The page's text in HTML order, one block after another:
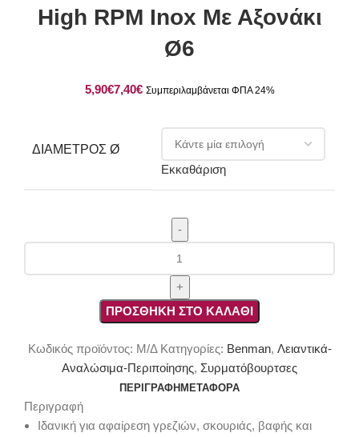
High RPM Inox Με Αξονάκι
Ø6
€ €
ΔΙΆΜΕΤΡΟΣ Ø
Εκκαθάριση
Με
Αξονάκι
ποσότητα
ΠΡΟΣΘΉΚΗ ΣΤΟ ΚΑΛΆΘΙ
Κωδικός προϊόντος: Μ/Δ Κατηγορίες: Benman, Λειαντικά-
Αναλώσιμα-Περιποίησης, Συρματόβουρτσες
ΠΕΡΙΓΡΑΦΉ ΜΕΤΑΦΟΡΆ
Περιγραφή
Ιδανική για αφαίρεση γρεζιών, σκουριάς, βαφής και